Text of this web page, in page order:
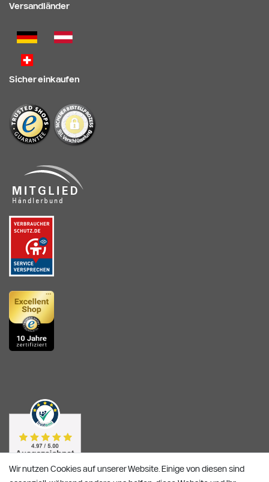
Versandländer
Sicher einkaufen
Wir nutzen Cookies auf unserer Website. Einige von diesen sind